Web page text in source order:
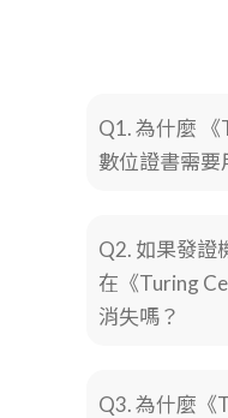
Q1. 為什麼
數位證書需要
Q2. 如果發證
在《Turing
消失嗎？
Q3. 為什麼《